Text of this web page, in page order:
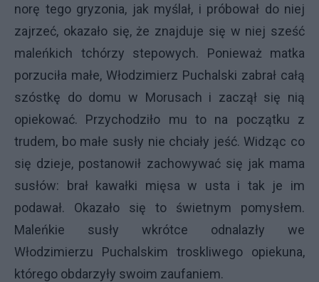
norę tego gryzonia, jak myślał, i próbował do niej
zajrzeć, okazało się, że znajduje się w niej sześć
maleńkich tchórzy stepowych. Ponieważ matka
porzuciła małe, Włodzimierz Puchalski zabrał całą
szóstkę do domu w Morusach i zaczął się nią
opiekować. Przychodziło mu to na początku z
trudem, bo małe susły nie chciały jeść. Widząc co
się dzieje, postanowił zachowywać się jak mama
susłów: brał kawałki mięsa w usta i tak je im
podawał. Okazało się to świetnym pomysłem.
Maleńkie susły wkrótce odnalazły we
Włodzimierzu Puchalskim troskliwego opiekuna,
którego obdarzyły swoim zaufaniem.